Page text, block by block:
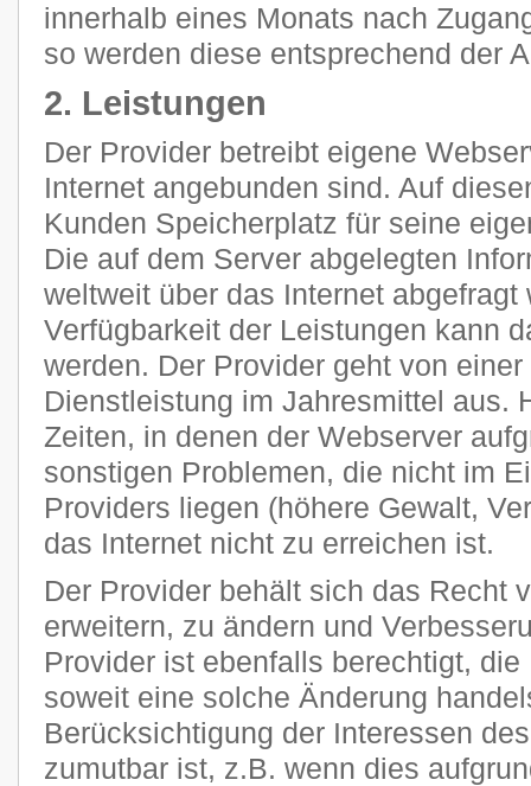
innerhalb eines Monats nach
so werden diese entsprechend der
2. Leistungen
Der Provider betreibt eigene
Internet angebunden sind. Auf
Kunden Speicherplatz für seine
Die auf dem Server abgelegten
weltweit über das Internet
Verfügbarkeit der Leistungen kann
werden. Der Provider geht von
Dienstleistung im Jahresmittel aus.
Zeiten, in denen der Webserver
sonstigen Problemen, die nicht im
Providers liegen (höhere Gewalt,
das Internet nicht zu erreichen ist.
Der Provider behält sich das Recht
erweitern, zu ändern und
Provider ist ebenfalls berechtigt,
soweit eine solche Änderung
Berücksichtigung der Interessen
zumutbar ist, z.B. wenn dies